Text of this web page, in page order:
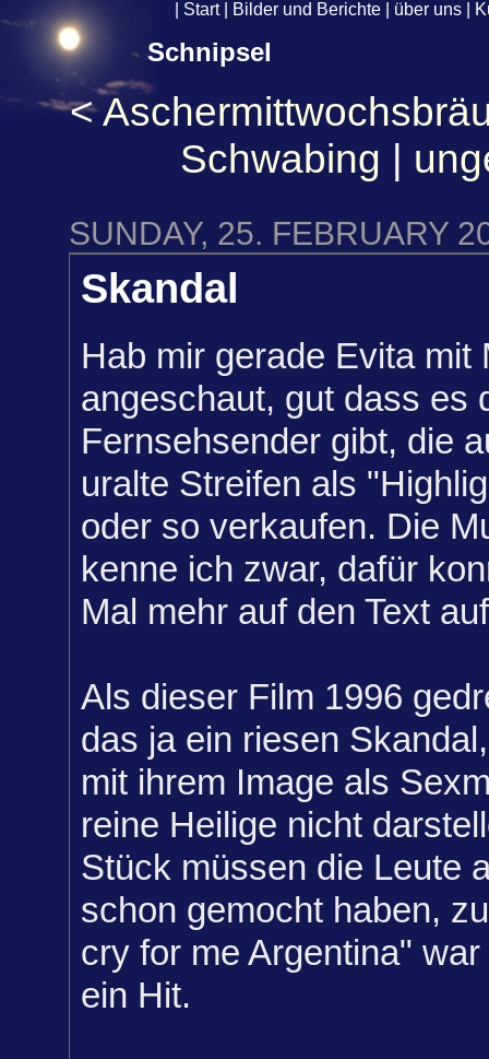
Start| Bilder und Berichte über uns
Schnipsel
<
Schwabing |
SUNDAY, 25. FEBRUARY
Skandal
Hab mir gerade Evita mit
angeschaut, gut dass es
Fernsehsender gibt, die
uralte Streifen als
oder so verkaufen. Die
kenne ich zwar, dafür
Mal mehr auf den Text
Als dieser Film 1996
das ja ein riesen
mit ihrem Image als
reine Heilige nicht
Stück müssen die Leute
schon gemocht haben,
cry for me Argentina"
ein Hit.